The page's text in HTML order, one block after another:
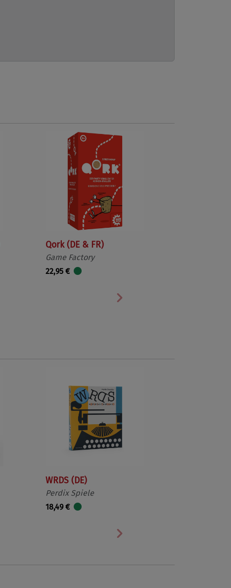
Qork (DE & FR)
Game Factory
22,95 €
Nächste
WRDS (DE)
Perdix Spiele
18,49 €
Nächste